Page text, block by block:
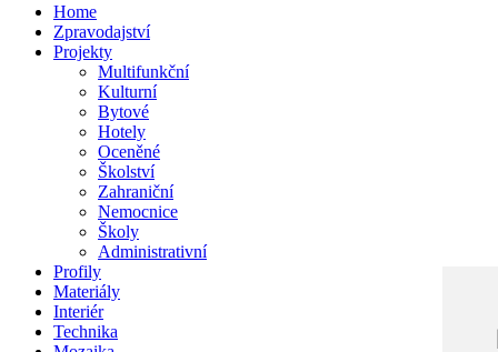
Home
Zpravodajství
Projekty
Multifunkční
Kulturní
Bytové
Hotely
Oceněné
Školství
Zahraniční
Nemocnice
Školy
Administrativní
Profily
Materiály
Interiér
Technika